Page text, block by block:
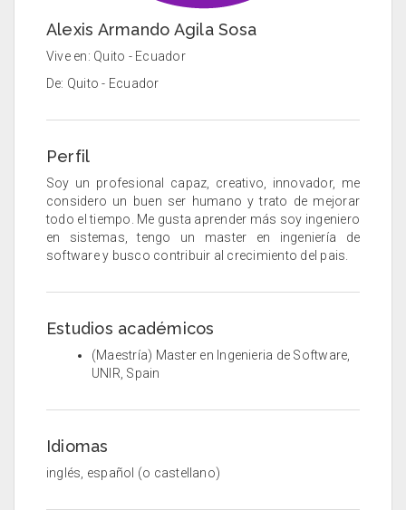
Alexis Armando Agila Sosa
Vive en: Quito - Ecuador
De: Quito - Ecuador
Perfil
Soy un profesional capaz, creativo, innovador, me
considero un buen ser humano y trato de mejorar
todo el tiempo. Me gusta aprender más soy ingeniero
en sistemas, tengo un master en ingeniería de
software y busco contribuir al crecimiento del pais.
Estudios académicos
(Maestría) Master en Ingenieria de Software,
UNIR, Spain
Idiomas
inglés, español (o castellano)